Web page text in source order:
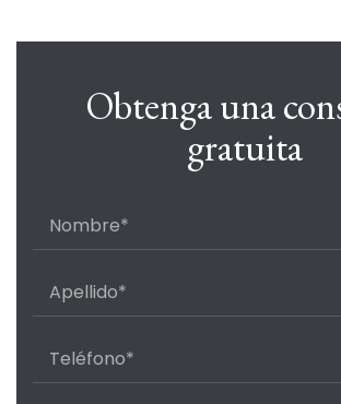
Obtenga una
gratuita